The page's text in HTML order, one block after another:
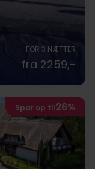
FOR 3 NÆTTER
fra 2259,-
Spar op til26%